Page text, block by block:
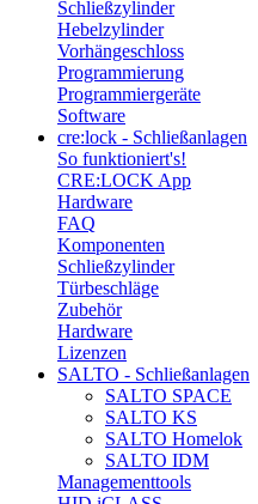
Schließzylinder
Hebelzylinder
Vorhängeschloss
Programmierung
Programmiergeräte
Software
cre:lock - Schließanlagen
So funktioniert's!
CRE:LOCK App
Hardware
FAQ
Komponenten
Schließzylinder
Türbeschläge
Zubehör
Hardware
Lizenzen
SALTO - Schließanlagen
SALTO SPACE
SALTO KS
SALTO Homelok
SALTO IDM
Managementtools